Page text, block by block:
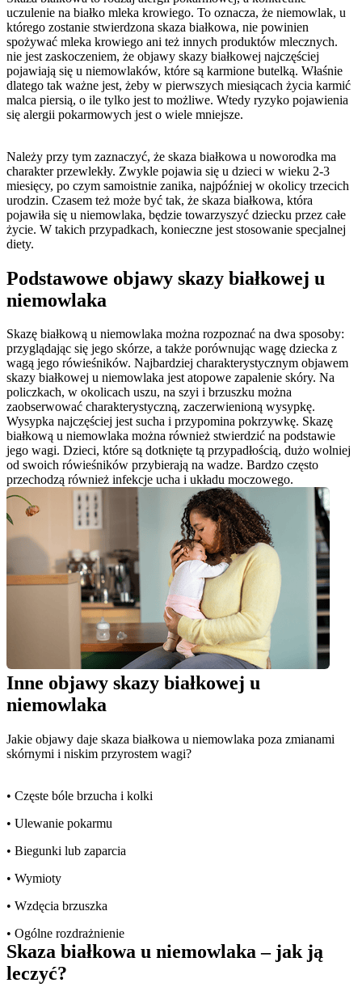
uczulenie na białko mleka krowiego. To oznacza, że niemowlak, u
którego zostanie stwierdzona skaza białkowa, nie powinien
spożywać mleka krowiego ani też innych produktów mlecznych.
nie jest zaskoczeniem, że objawy skazy białkowej najczęściej
pojawiają się u niemowlaków, które są karmione butelką. Właśnie
dlatego tak ważne jest, żeby w pierwszych miesiącach życia karmić
malca piersią, o ile tylko jest to możliwe. Wtedy ryzyko pojawienia
się alergii pokarmowych jest o wiele mniejsze.
Należy przy tym zaznaczyć, że skaza białkowa u noworodka ma
charakter przewlekły. Zwykle pojawia się u dzieci w wieku 2-3
miesięcy, po czym samoistnie zanika, najpóźniej w okolicy trzecich
urodzin. Czasem też może być tak, że skaza białkowa, która
pojawiła się u niemowlaka, będzie towarzyszyć dziecku przez całe
życie. W takich przypadkach, konieczne jest stosowanie specjalnej
diety.
Podstawowe objawy skazy białkowej u
niemowlaka
Skazę białkową u niemowlaka można rozpoznać na dwa sposoby:
przyglądając się jego skórze, a także porównując wagę dziecka z
wagą jego rówieśników. Najbardziej charakterystycznym objawem
skazy białkowej u niemowlaka jest atopowe zapalenie skóry. Na
policzkach, w okolicach uszu, na szyi i brzuszku można
zaobserwować charakterystyczną, zaczerwienioną wysypkę.
Wysypka najczęściej jest sucha i przypomina pokrzywkę. Skazę
białkową u niemowlaka można również stwierdzić na podstawie
jego wagi. Dzieci, które są dotknięte tą przypadłością, dużo wolniej
od swoich rówieśników przybierają na wadze. Bardzo często
przechodzą również infekcje ucha i układu moczowego.
Inne objawy skazy białkowej u
niemowlaka
Jakie objawy daje skaza białkowa u niemowlaka poza zmianami
skórnymi i niskim przyrostem wagi?
• Częste bóle brzucha i kolki
• Ulewanie pokarmu
• Biegunki lub zaparcia
• Wymioty
• Wzdęcia brzuszka
• Ogólne rozdrażnienie
Skaza białkowa u niemowlaka – jak ją
leczyć?